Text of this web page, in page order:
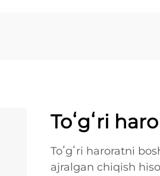
Toʻgʻri
Toʻgʻri haroratni
ajralgan chiqish